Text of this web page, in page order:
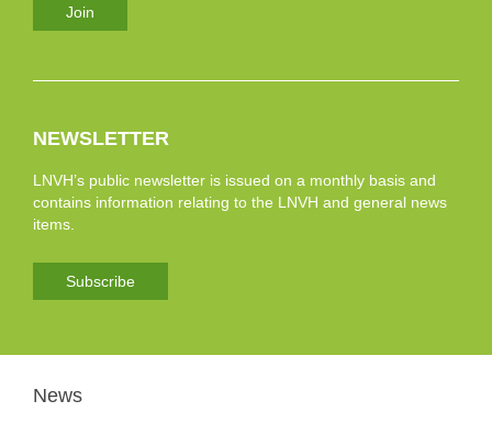
Join
NEWSLETTER
LNVH’s public newsletter is issued on a monthly basis and
contains information relating to the LNVH and general news
items.
Subscribe
News